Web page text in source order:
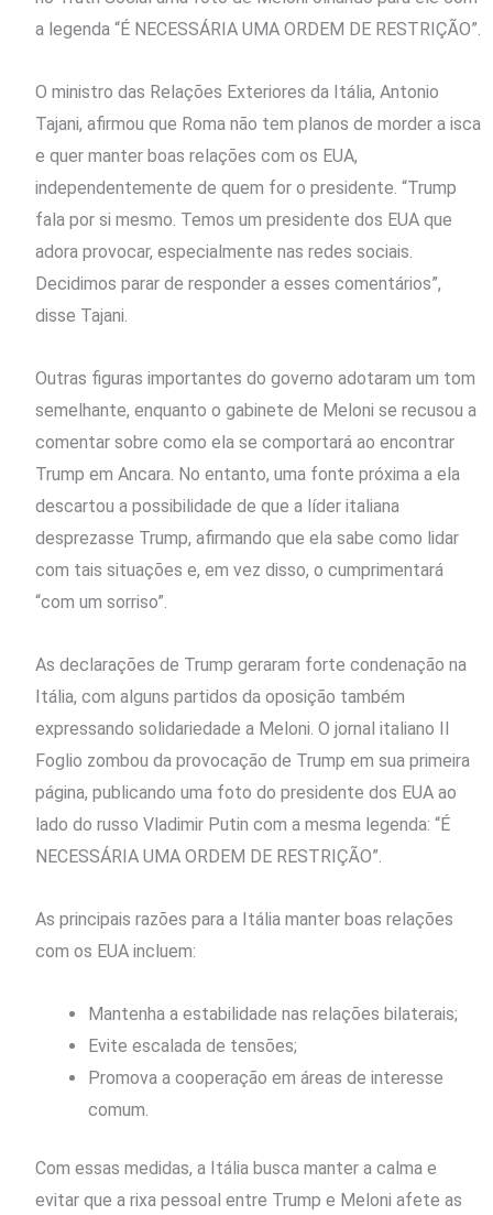
a legenda “É NECESSÁRIA UMA ORDEM DE RESTRIÇÃO”.
O ministro das Relações Exteriores da Itália, Antonio
Tajani, afirmou que Roma não tem planos de morder a isca
e quer manter boas relações com os EUA,
independentemente de quem for o presidente. “Trump
fala por si mesmo. Temos um presidente dos EUA que
adora provocar, especialmente nas redes sociais.
Decidimos parar de responder a esses comentários”,
disse Tajani.
Outras figuras importantes do governo adotaram um tom
semelhante, enquanto o gabinete de Meloni se recusou a
comentar sobre como ela se comportará ao encontrar
Trump em Ancara. No entanto, uma fonte próxima a ela
descartou a possibilidade de que a líder italiana
desprezasse Trump, afirmando que ela sabe como lidar
com tais situações e, em vez disso, o cumprimentará
“com um sorriso”.
As declarações de Trump geraram forte condenação na
Itália, com alguns partidos da oposição também
expressando solidariedade a Meloni. O jornal italiano Il
Foglio zombou da provocação de Trump em sua primeira
página, publicando uma foto do presidente dos EUA ao
lado do russo Vladimir Putin com a mesma legenda: “É
NECESSÁRIA UMA ORDEM DE RESTRIÇÃO”.
As principais razões para a Itália manter boas relações
com os EUA incluem:
Mantenha a estabilidade nas relações bilaterais;
Evite escalada de tensões;
Promova a cooperação em áreas de interesse
comum.
Com essas medidas, a Itália busca manter a calma e
evitar que a rixa pessoal entre Trump e Meloni afete as